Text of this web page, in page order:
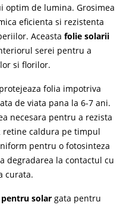
optim de lumina. Grosimea
eficienta si rezistenta
Aceastafolie solarii
serei pentru a
si florilor.
folia impotriva
de viata pana la 6-7 ani.
necesara pentru a rezista
retine caldura pe timpul
pentru o fotosinteza
degradarea la contactul cu
curata.
solar gata pentru